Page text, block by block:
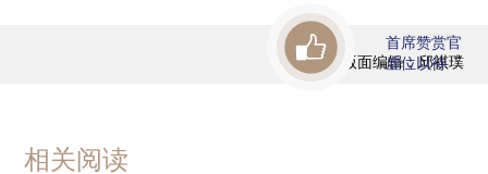
版面编辑：邱祺璞
首席赞赏官
虚位以待
相关阅读